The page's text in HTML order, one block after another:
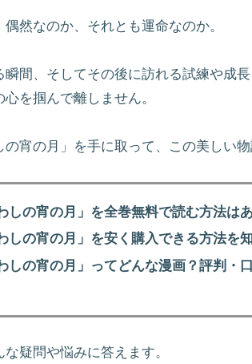
然なのか、それとも運命なのか。
瞬間、そしてその後に訪れる試練や成
を掴んで離しません。
宵の月」を手に取って、この美しい
しの宵の月」を全巻無料で読む方法は
しの宵の月」を安く購入できる方法を
しの宵の月」ってどんな漫画？評判・
疑問や悩みに答えます。